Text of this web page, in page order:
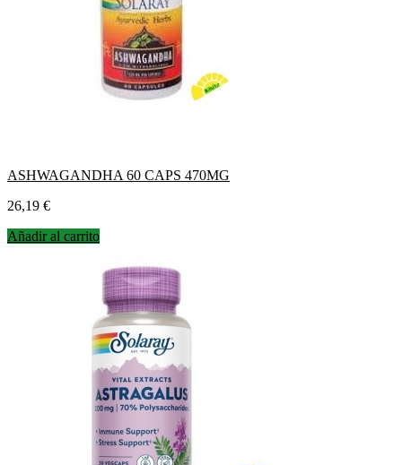
ASHWAGANDHA 60 CAPS 470MG
Precio
26,19 €
Añadir al carrito